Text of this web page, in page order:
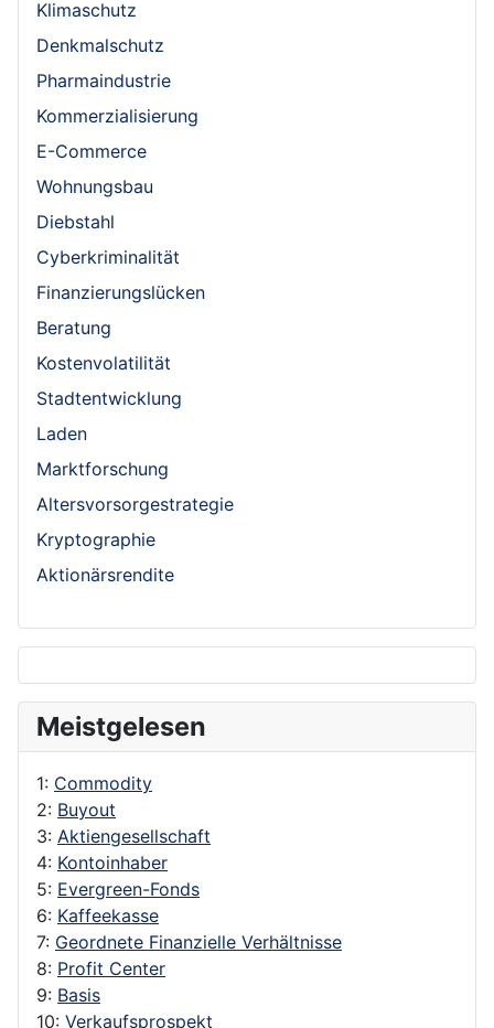
Klimaschutz
Denkmalschutz
Pharmaindustrie
Kommerzialisierung
E-Commerce
Wohnungsbau
Diebstahl
Cyberkriminalität
Finanzierungslücken
Beratung
Kostenvolatilität
Stadtentwicklung
Laden
Marktforschung
Altersvorsorgestrategie
Kryptographie
Aktionärsrendite
Meistgelesen
1: Commodity
2: Buyout
3: Aktiengesellschaft
4: Kontoinhaber
5: Evergreen-Fonds
6: Kaffeekasse
7: Geordnete Finanzielle Verhältnisse
8: Profit Center
9: Basis
10: Verkaufsprospekt